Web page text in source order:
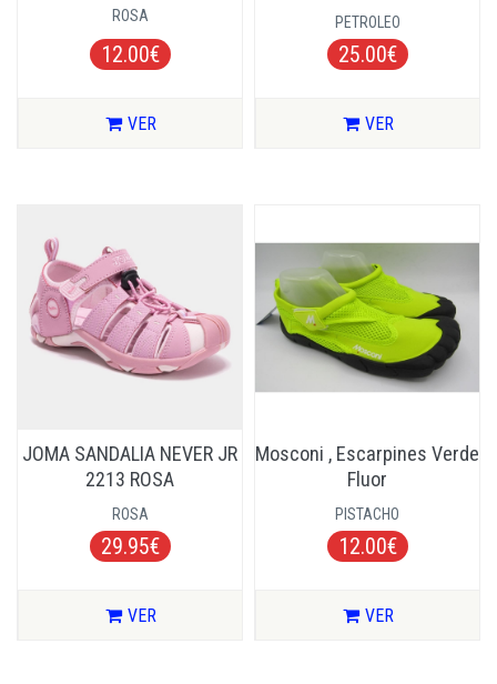
ROSA
12.00€
VER
PETROLEO
25.00€
VER
JOMA SANDALIA NEVER JR
2213 ROSA
ROSA
29.95€
VER
Mosconi , Escarpines Verde
Fluor
PISTACHO
12.00€
VER